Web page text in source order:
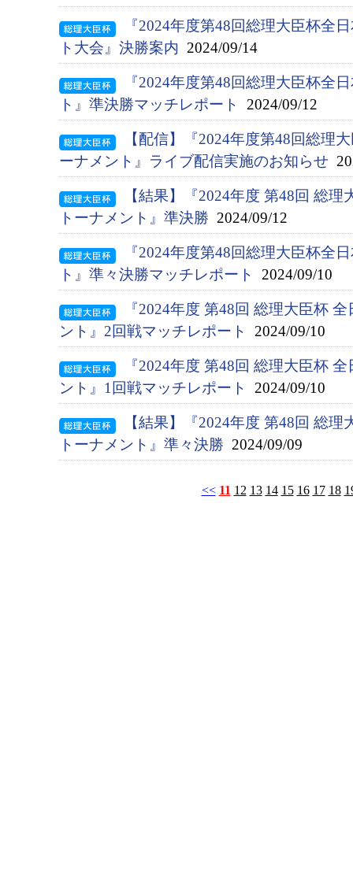
『2024年度第48回総理大臣杯全
ト大会』決勝案内 2024/09/14
『2024年度第48回総理大臣杯全
ト』準決勝マッチレポート
2024/09/12
【配信】『2024年度第48回総理
ーナメント』ライブ配信実施のお知らせ
【結果】『2024年度 第48回 総
トーナメント』準決勝 2024/09/12
『2024年度第48回総理大臣杯全
ト』準々決勝マッチレポート
2024/09/10
『2024年度 第48回 総理大臣杯
ント』2回戦マッチレポート
2024/09/10
『2024年度 第48回 総理大臣杯
ント』1回戦マッチレポート
2024/09/10
【結果】『2024年度 第48回 総
トーナメント』準々決勝 2024/09/09
<< 11 12 13 14 15 16 17 18